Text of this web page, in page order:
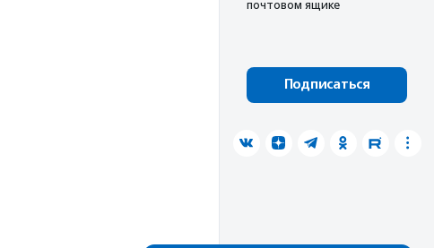
почтовом ящике
Подписаться